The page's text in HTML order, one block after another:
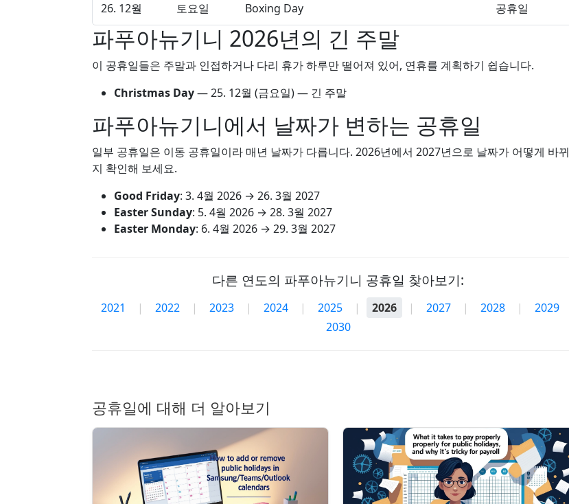
26. 12월 토요일 Boxing Day 공휴일
파푸아뉴기니 2026년의 긴 주말
이 공휴일들은 주말과 인접하거나 다리 휴가 하루만 떨어져 있어, 연휴를 계획하기 쉽습니다.
Christmas Day—25. 12월 (금요일) — 긴 주말
파푸아뉴기니에서 날짜가 변하는 공휴일
일부 공휴일은 이동 공휴일이라 매년 날짜가 다릅니다. 2026년에서 2027년으로 날짜가 어떻게 바
지 확인해 보세요.
Good Friday: 3. 4월 2026 → 26. 3월 2027
Easter Sunday: 5. 4월 2026 → 28. 3월 2027
Easter Monday: 6. 4월 2026 → 29. 3월 2027
다른 연도의 파푸아뉴기니 공휴일 찾아보기:
2021 | 2022 | 2023 | 2024 | 2025 | 2026 | 2027 | 2028 | 2029
2030
공휴일에 대해 더 알아보기